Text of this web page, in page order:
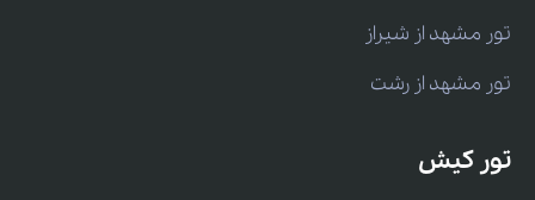
تور مشهد از شیراز
تور مشهد از رشت
تور کیش